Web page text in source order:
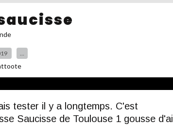
…
tester il y a longtemps. C'est
Saucisse de Toulouse 1 gousse d'ail